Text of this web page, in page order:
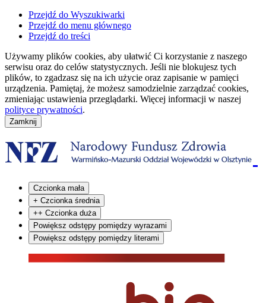
Przejdź do Wyszukiwarki
Przejdź do menu głównego
Przejdź do treści
Używamy plików cookies, aby ułatwić Ci korzystanie z naszego
serwisu oraz do celów statystycznych. Jeśli nie blokujesz tych
plików, to zgadzasz się na ich użycie oraz zapisanie w pamięci
urządzenia. Pamiętaj, że możesz samodzielnie zarządzać cookies,
zmieniając ustawienia przeglądarki. Więcej informacji w naszej
polityce prywatności.
Czcionka mała
+ Czcionka średnia
++ Czcionka duża
Powiększ odstępy pomiędzy wyrazami
Powiększ odstępy pomiędzy literami